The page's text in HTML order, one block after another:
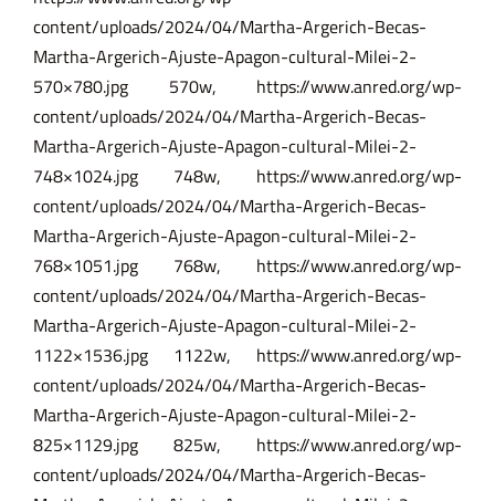
content/uploads/2024/04/Martha-Argerich-Becas-
Martha-Argerich-Ajuste-Apagon-cultural-Milei-2-
570×780.jpg 570w, https://www.anred.org/wp-
content/uploads/2024/04/Martha-Argerich-Becas-
Martha-Argerich-Ajuste-Apagon-cultural-Milei-2-
748×1024.jpg748w, https://www.anred.org/wp-
content/uploads/2024/04/Martha-Argerich-Becas-
Martha-Argerich-Ajuste-Apagon-cultural-Milei-2-
768×1051.jpg768w, https://www.anred.org/wp-
content/uploads/2024/04/Martha-Argerich-Becas-
Martha-Argerich-Ajuste-Apagon-cultural-Milei-2-
1122×1536.jpg1122w, https://www.anred.org/wp-
content/uploads/2024/04/Martha-Argerich-Becas-
Martha-Argerich-Ajuste-Apagon-cultural-Milei-2-
825×1129.jpg825w, https://www.anred.org/wp-
content/uploads/2024/04/Martha-Argerich-Becas-